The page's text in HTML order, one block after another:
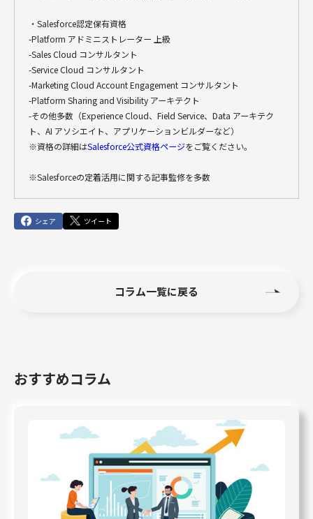
・Salesforce認定保有資格
-Platform アドミニストレーター 上級
-Sales Cloud コンサルタント
-Service Cloud コンサルタント
-Marketing Cloud Account Engagement コンサルタント
-Platform Sharing and Visibility アーキテクト
-その他多数（Experience Cloud、Field Service、Data アーキテク
ト、AI アソシエイト、アプリケーションビルダーなど）
※資格の詳細はSalesforce公式資格ページをご覧ください。
※Salesforceの定着活用に関する記事監修を多数
シェア ツイート
コラム一覧に戻る
おすすめコラム